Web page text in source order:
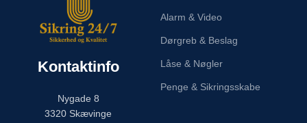
Kontaktinfo
Nygade 8
3320 Skævinge
Alarm & Video
Dørgreb & Beslag
Låse & Nøgler
Penge & Sikringsskabe